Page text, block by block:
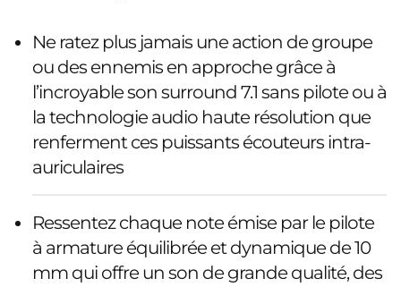
Ne ratez plus jamais une action de groupe
ou des ennemis en approche grâce à
l’incroyable son surround 7.1 sans pilote ou à
la technologie audio haute résolution que
renferment ces puissants écouteurs intra-
auriculaires
Ressentez chaque note émise par le pilote
à armature équilibrée et dynamique de 10
mm qui offre un son de grande qualité, des